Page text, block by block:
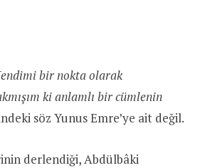
bir nokta olarak
ki anlamlı bir cümlenin
söz Yunus Emre’ye ait değil.
derlendiği, Abdülbâki